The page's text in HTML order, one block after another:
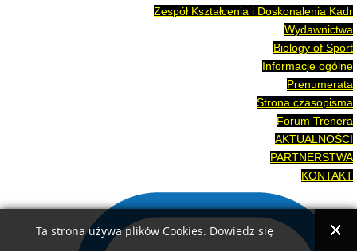
Zespół Kształcenia i Doskonalenia Kadr
Wydawnictwa
Biology of Sport
Informacje ogólne
Prenumerata
Strona czasopisma
Forum Trenera
AKTUALNOŚCI
PARTNERSTWA
KONTAKT
Ta strona używa plików Cookies. Dowiedz się